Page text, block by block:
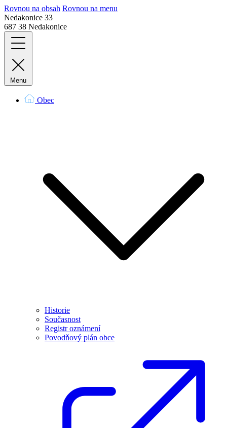
Rovnou na obsah Rovnou na menu
Nedakonice 33
687 38 Nedakonice
Menu
Obec
Historie
Současnost
Registr oznámení
Povodňový plán obce